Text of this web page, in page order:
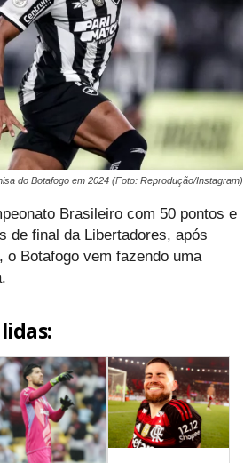
do Botafogo em 2024 (Foto: Reprodução/Instagram)
Brasileiro com 50 pontos e
de final da Libertadores, após
o Botafogo vem fazendo uma